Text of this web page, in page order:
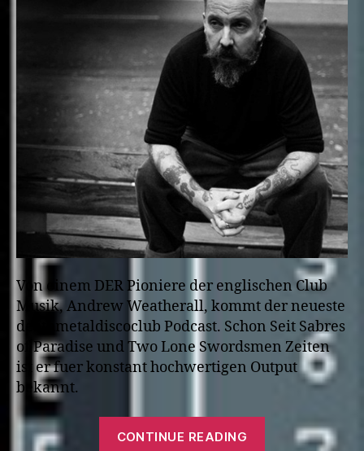
Von einem DER Pioniere der englischen Club
Musik, Andrew Weatherall, kommt der neueste
deathmetaldiscoclub Podcast. Schon Seit Sabres
of Paradise und Two Lone Swordsmen Zeiten
ist er fuer konstant hochwertigen Output
bekannt.
CONTINUE READING